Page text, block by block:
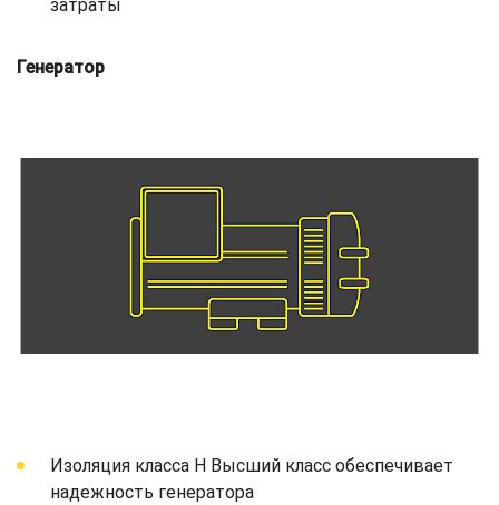
затраты
Генератор
Изоляция класса H Высший класс обеспечивает
надежность генератора